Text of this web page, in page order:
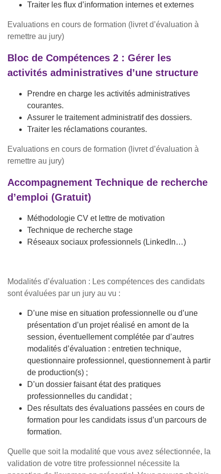
Traiter les flux d’information internes et externes
Evaluations en cours de formation (livret d’évaluation à
remettre au jury)
Bloc de Compétences 2 : Gérer les
activités administratives d’une structure
Prendre en charge les activités administratives
courantes.
Assurer le traitement administratif des dossiers.
Traiter les réclamations courantes.
Evaluations en cours de formation (livret d’évaluation à
remettre au jury)
Accompagnement Technique de recherche
d’emploi (Gratuit)
Méthodologie CV et lettre de motivation
Technique de recherche stage
Réseaux sociaux professionnels (LinkedIn…)
Modalités d’évaluation : Les compétences des candidats
sont évaluées par un jury au vu :
D’une mise en situation professionnelle ou d’une
présentation d’un projet réalisé en amont de la
session, éventuellement complétée par d’autres
modalités d’évaluation : entretien technique,
questionnaire professionnel, questionnement à partir
de production(s) ;
D’un dossier faisant état des pratiques
professionnelles du candidat ;
Des résultats des évaluations passées en cours de
formation pour les candidats issus d’un parcours de
formation.
Quelle que soit la modalité que vous avez sélectionnée, la
validation de votre titre professionnel nécessite la